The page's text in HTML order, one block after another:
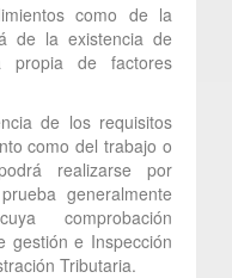
como de la
de la existencia de
propia de factores
de los requisitos
como del trabajo o
realizarse por
generalmente
comprobación
gestión e Inspección
Tributaria.